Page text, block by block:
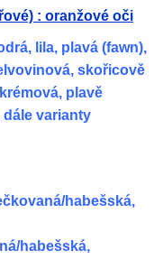
: oranžové oči
lila, plavá (fawn),
skořicově
plavě
dále varianty
habešská,
habešská,